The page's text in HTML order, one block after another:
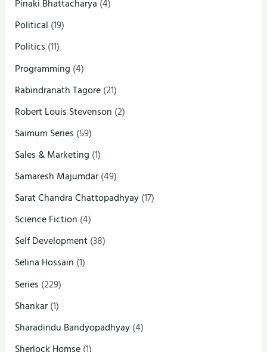
Pinaki Bhattacharya (4)
Political (19)
Politics (11)
Programming (4)
Rabindranath Tagore(21)
Robert Louis Stevenson (2)
Saimum Series (59)
Sales & Marketing (1)
Samaresh Majumdar(49)
Sarat Chandra Chattopadhyay(17)
Science Fiction (4)
Self Development(38)
Selina Hossain (1)
Series (229)
Shankar(1)
Sharadindu Bandyopadhyay(4)
Sherlock Homse(1)